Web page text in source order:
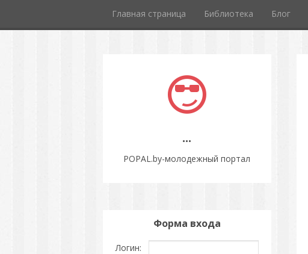
Главная страница Библиотека Блог
...
POPAL.by-молодежный портал
Форма входа
Логин: